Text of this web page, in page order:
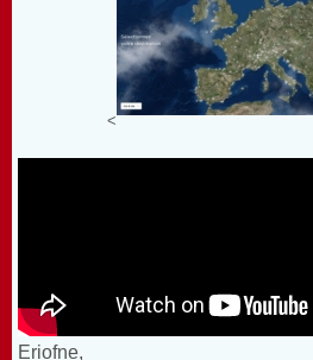
<
Eriofne,